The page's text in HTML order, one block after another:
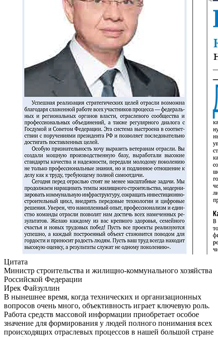
Цитата
Министр строительства и жилищно-коммунального хозяйства
Российской Федерации
Ирек Файзуллин
В нынешнее время, когда технических и организационных
вопросов очень много, объективность играет ключевую роль.
Работа средств массовой информации приобретает особое
значение для формирования у людей полного понимания всех
происходящих отраслевых процессов в нашей большой стране